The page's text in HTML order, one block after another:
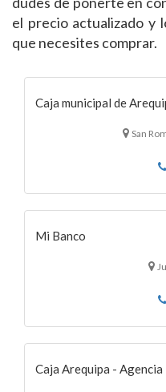
el precio actualizado y
que necesites comprar.
Caja municipal de
San
Mi Banco
Caja Arequipa -